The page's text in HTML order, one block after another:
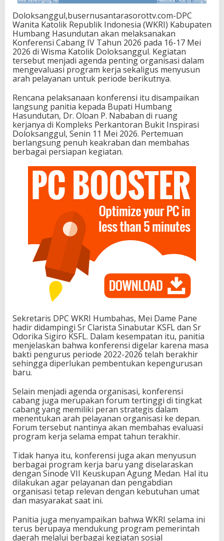
Doloksanggul,busernusantarasorottv.com-DPC
Wanita Katolik Republik Indonesia (WKRI) Kabupaten
Humbang Hasundutan akan melaksanakan
Konferensi Cabang IV Tahun 2026 pada 16-17 Mei
2026 di Wisma Katolik Doloksanggul. Kegiatan
tersebut menjadi agenda penting organisasi dalam
mengevaluasi program kerja sekaligus menyusun
arah pelayanan untuk periode berikutnya.
Rencana pelaksanaan konferensi itu disampaikan
langsung panitia kepada Bupati Humbang
Hasundutan, Dr. Oloan P. Nababan di ruang
kerjanya di Kompleks Perkantoran Bukit Inspirasi
Doloksanggul, Senin 11 Mei 2026. Pertemuan
berlangsung penuh keakraban dan membahas
berbagai persiapan kegiatan.
Sekretaris DPC WKRI Humbahas, Mei Dame Pane
hadir didampingi Sr Clarista Sinabutar KSFL dan Sr
Odorika Sigiro KSFL. Dalam kesempatan itu, panitia
menjelaskan bahwa konferensi digelar karena masa
bakti pengurus periode 2022-2026 telah berakhir
sehingga diperlukan pembentukan kepengurusan
baru.
Selain menjadi agenda organisasi, konferensi
cabang juga merupakan forum tertinggi di tingkat
cabang yang memiliki peran strategis dalam
menentukan arah pelayanan organisasi ke depan.
Forum tersebut nantinya akan membahas evaluasi
program kerja selama empat tahun terakhir.
Tidak hanya itu, konferensi juga akan menyusun
berbagai program kerja baru yang diselaraskan
dengan Sinode VII Keuskupan Agung Medan. Hal itu
dilakukan agar pelayanan dan pengabdian
organisasi tetap relevan dengan kebutuhan umat
dan masyarakat saat ini.
Panitia juga menyampaikan bahwa WKRI selama ini
terus berupaya mendukung program pemerintah
daerah melalui berbagai kegiatan sosial